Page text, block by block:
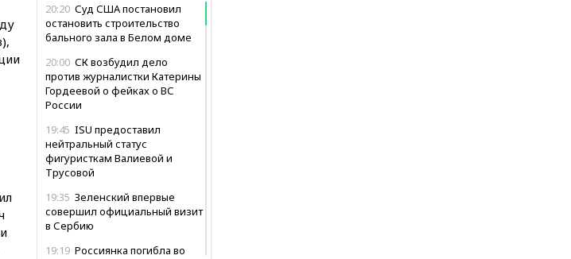
20:20 Суд США постановил
остановить строительство
бального зала в Белом доме
20:00 СК возбудил дело
против журналистки Катерины
Гордеевой о фейках о ВС
России
19:45 ISU предоставил
нейтральный статус
фигуристкам Валиевой и
Трусовой
19:35 Зеленский впервые
совершил официальный визит
в Сербию
19:19 Россиянка погибла во